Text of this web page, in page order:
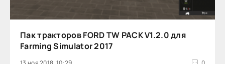
Пак тракторов FORD TW PACK V1.2.0 для
Farming Simulator 2017